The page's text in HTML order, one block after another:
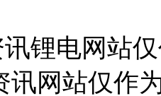
锂电网站
网站仅作